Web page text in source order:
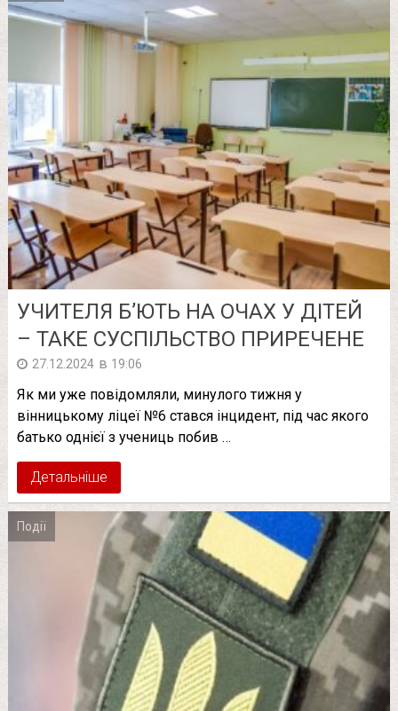
УЧИТЕЛЯ Б’ЮТЬ НА ОЧАХ У ДІТЕЙ
– ТАКЕ СУСПІЛЬСТВО ПРИРЕЧЕНЕ
27.12.2024 в 19:06
Як ми уже повідомляли, минулого тижня у
вінницькому ліцеї №6 стався інцидент, під час якого
батько однієї з учениць побив …
Детальніше
Події